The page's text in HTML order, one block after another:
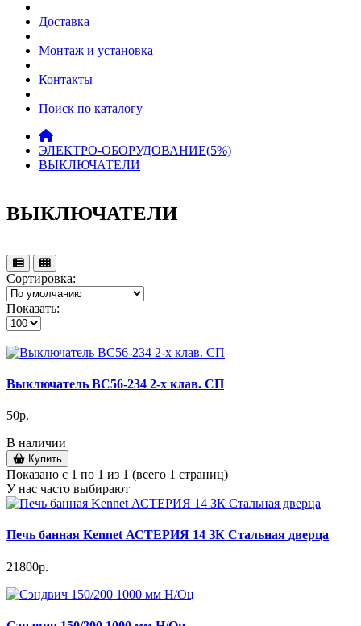
Доставка
Монтаж и установка
Контакты
Поиск по каталогу
ЭЛЕКТРО-ОБОРУДОВАНИЕ(5%)
ВЫКЛЮЧАТЕЛИ
ВЫКЛЮЧАТЕЛИ
Сортировка:
Показать:
Выключатель ВС56-234 2-х клав. СП
50р.
В наличии
Купить
Показано с 1 по 1 из 1 (всего 1 страниц)
У нас часто выбирают
Печь банная Kennet АСТЕРИЯ 14 ЗК Стальная дверца
21800р.